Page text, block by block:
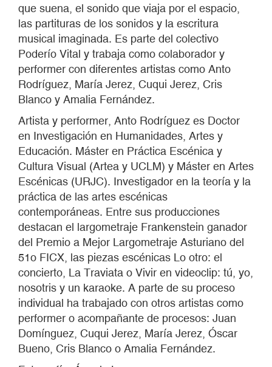
que suena, el sonido que viaja por el espacio,
las partituras de los sonidos y la escritura
musical imaginada. Es parte del colectivo
Poderío Vital y trabaja como colaborador y
performer con diferentes artistas como Anto
Rodríguez, María Jerez, Cuqui Jerez, Cris
Blanco y Amalia Fernández.
Artista y performer, Anto Rodríguez es Doctor
en Investigación en Humanidades, Artes y
Educación. Máster en Práctica Escénica y
Cultura Visual (Artea y UCLM) y Máster en Artes
Escénicas (URJC). Investigador en la teoría y la
práctica de las artes escénicas
contemporáneas. Entre sus producciones
destacan el largometraje Frankenstein ganador
del Premio a Mejor Largometraje Asturiano del
51o FICX, las piezas escénicas Lo otro: el
concierto, La Traviata o Vivir en videoclip: tú, yo,
nosotris y un karaoke. A parte de su proceso
individual ha trabajado con otros artistas como
performer o acompañante de procesos: Juan
Domínguez, Cuqui Jerez, María Jerez, Óscar
Bueno, Cris Blanco o Amalia Fernández.